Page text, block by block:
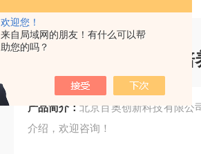
欢迎您！
来自局域网的朋友！有什么可以帮
助您的吗？
Gibco Ham's F-10培
产品简介：北京百奥创新科技有限公
介绍，欢迎咨询！